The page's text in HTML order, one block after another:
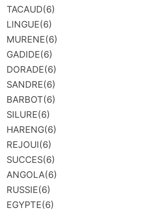
TACAUD(6)
LINGUE(6)
MURENE(6)
GADIDE(6)
DORADE(6)
SANDRE(6)
BARBOT(6)
SILURE(6)
HARENG(6)
REJOUI(6)
SUCCES(6)
ANGOLA(6)
RUSSIE(6)
EGYPTE(6)